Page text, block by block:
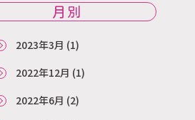
月別
2023年3月 (1)
2022年12月 (1)
2022年6月 (2)